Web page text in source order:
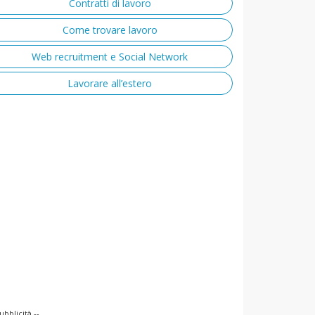
Contratti di lavoro
Come trovare lavoro
Web recruitment e Social Network
Lavorare all’estero